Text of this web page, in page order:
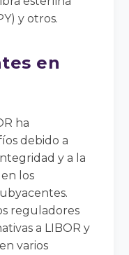
y otros.
en
ha
debido a
y a la
los
reguladores
a LIBOR y
varios